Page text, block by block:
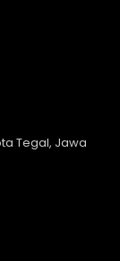
Tegal, Jawa